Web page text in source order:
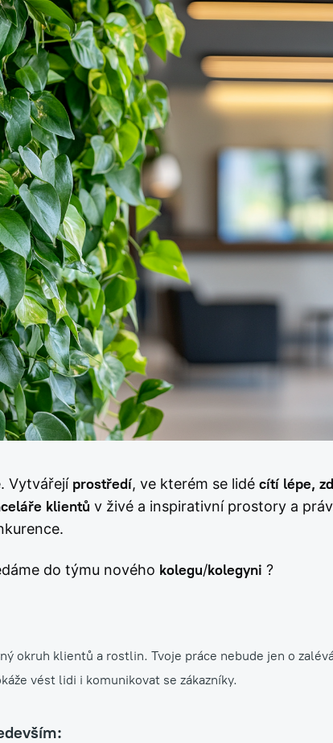
Vytvářejí prostředí, ve kterém se lidé cítí lépe,
klientů v živé a inspirativní prostory a
do týmu nového kolegu/kolegyni ?
okruh klientů a rostlin. Tvoje práce nebude jen o
vést lidi i komunikovat se zákazníky.